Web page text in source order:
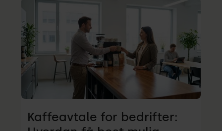
Kaffeavtale for bedrifter: